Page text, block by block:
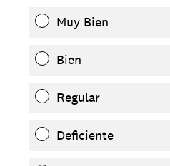
Muy Bien
Bien
Regular
Deficiente